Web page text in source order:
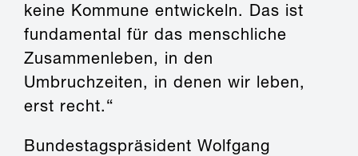
keine Kommune entwickeln. Das ist
fundamental für das menschliche
Zusammenleben, in den
Umbruchzeiten, in denen wir leben,
erst recht.“
Bundestagspräsident Wolfgang